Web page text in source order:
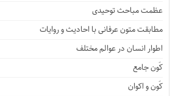
عظمت مباحث توحیدی
مطابقت متون عرفانی با احادیث و روایات
اطوار انسان در عوالم مختلف
کَون جامع
کَون و اکوان